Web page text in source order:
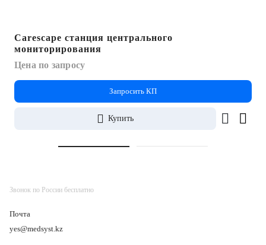
Carescape станция центрального
мониторирования
Цена по запросу
Запросить КП
Купить
Звонок по России бесплатно
Почта
yes@medsyst.kz